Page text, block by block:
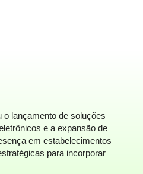
o lançamento de soluções
e a expansão de
em estabelecimentos
para incorporar